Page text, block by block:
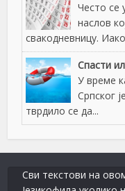
Често се
наслов
свакодневницу.
Спасти
У време
Српског
тврдило се да...
Сви текстови на